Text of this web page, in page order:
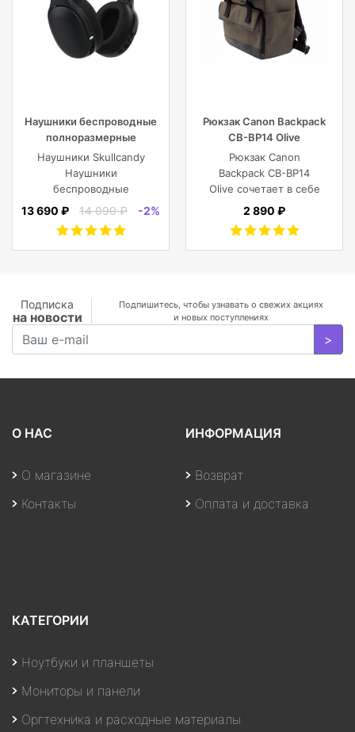
Наушники беспроводные
полноразмерные
Skullcandy CRUSHER EVO
WIRELESS OVER-EAR,
черные
Наушники Skullcandy
Наушники
беспроводные
полноразмерные
WIRELESS OVER-EAR,
черные
13 690 ₽ 14 090 ₽ -2%
Рюкзак Canon Backpack
CB-BP14 Olive
Рюкзак Canon
Backpack CB-BP14
Olive сочетает в себе
винтажный стиль,
современный
комфорт, и защиту
или DJI Mavic и пр.
2 890 ₽
Подписка
на новости
Подпишитесь, чтобы узнавать о свежих акциях
и новых поступлениях
>
О НАС
О магазине
Контакты
ИНФОРМАЦИЯ
Возврат
Оплата и доставка
КАТЕГОРИИ
Ноутбуки и планшеты
Мониторы и панели
Оргтехника и расходные материалы